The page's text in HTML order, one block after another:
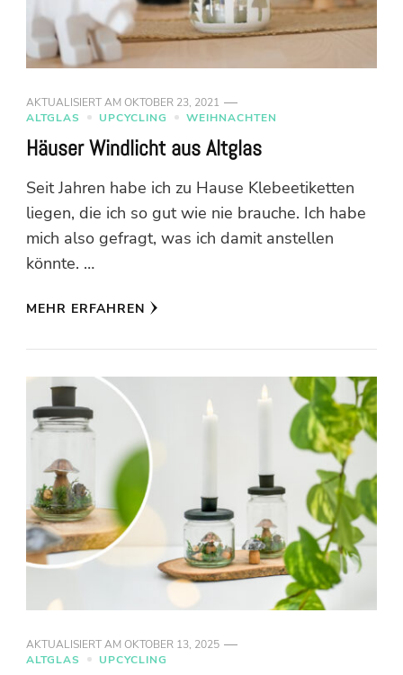
AKTUALISIERT AM OKTOBER 23, 2021
ALTGLAS
UPCYCLING WEIHNACHTEN
Häuser Windlicht aus Altglas
Seit Jahren habe ich zu Hause Klebeetiketten
liegen, die ich so gut wie nie brauche. Ich habe
mich also gefragt, was ich damit anstellen
könnte. …
MEHR ERFAHREN
AKTUALISIERT AM OKTOBER 13, 2025
ALTGLAS
UPCYCLING